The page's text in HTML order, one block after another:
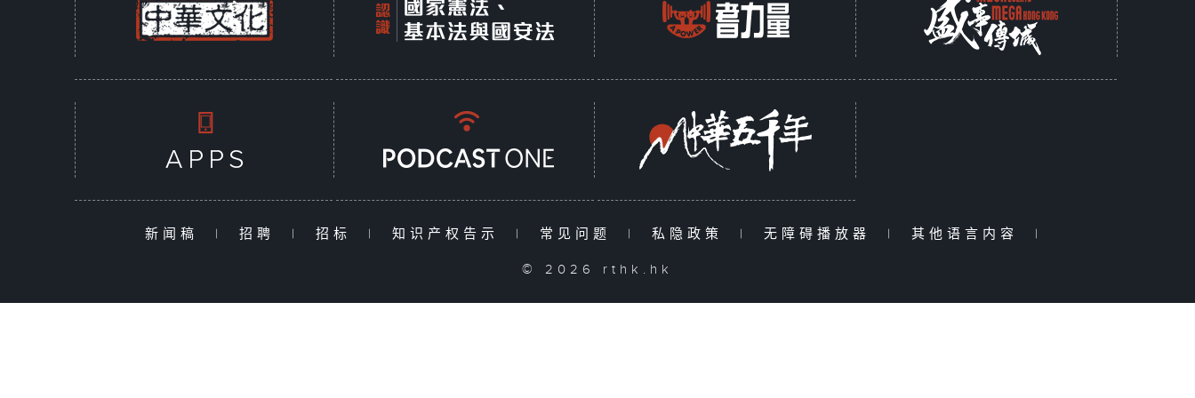
新闻稿 | 招聘 | 招标 | 知识产权告示 | 常见问题 | 私隐政策 | 无障碍播放器 | 其他语言内容 |
© 2026 rthk.hk